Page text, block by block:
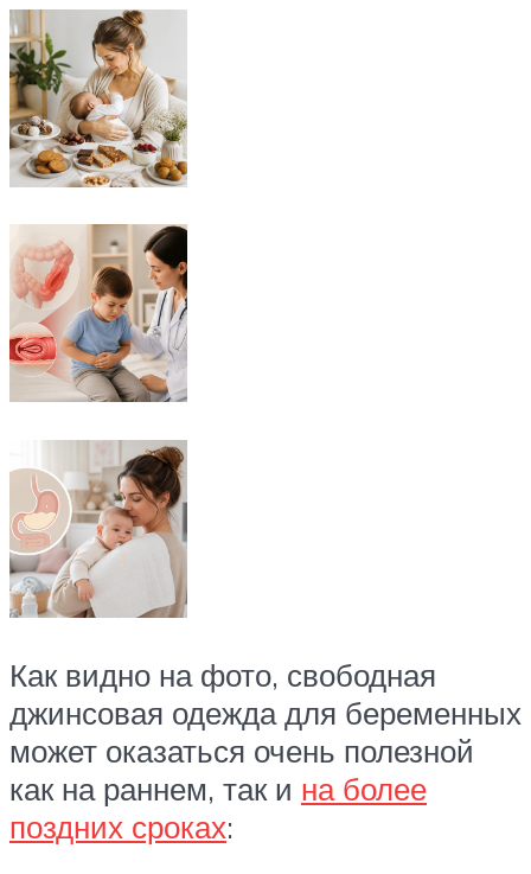
Как видно на фото, свободная
джинсовая одежда для беременных
может оказаться очень полезной
как на раннем, так и на более
поздних сроках: